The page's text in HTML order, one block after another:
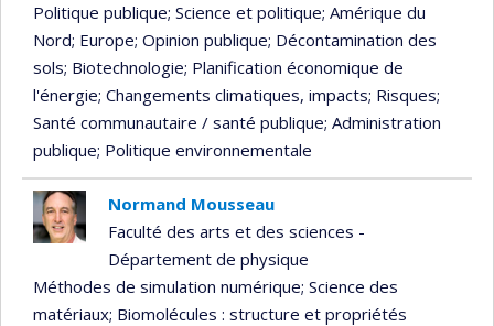
Politique publique; Science et politique; Amérique du
Nord; Europe; Opinion publique; Décontamination des
sols; Biotechnologie; Planification économique de
l'énergie; Changements climatiques, impacts; Risques;
Santé communautaire / santé publique; Administration
publique; Politique environnementale
Normand Mousseau
Faculté des arts et des sciences -
Département de physique
Méthodes de simulation numérique; Science des
matériaux; Biomolécules : structure et propriétés